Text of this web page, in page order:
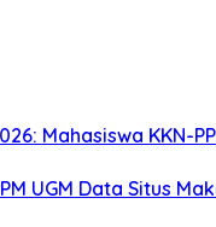
Mahasiswa KKN-
UGM Data Situs